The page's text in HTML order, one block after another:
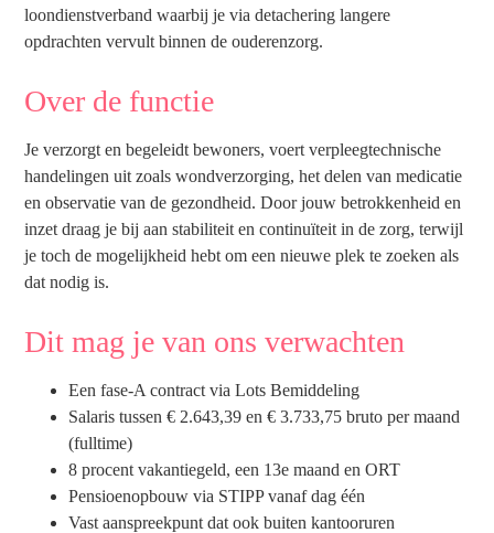
loondienstverband waarbij je via detachering langere
opdrachten vervult binnen de ouderenzorg.
Over de functie
Je verzorgt en begeleidt bewoners, voert verpleegtechnische
handelingen uit zoals wondverzorging, het delen van medicatie
en observatie van de gezondheid. Door jouw betrokkenheid en
inzet draag je bij aan stabiliteit en continuïteit in de zorg, terwijl
je toch de mogelijkheid hebt om een nieuwe plek te zoeken als
dat nodig is.
Dit mag je van ons verwachten
Een fase-A contract via Lots Bemiddeling
Salaris tussen € 2.643,39 en € 3.733,75 bruto per maand
(fulltime)
8 procent vakantiegeld, een 13e maand en ORT
Pensioenopbouw via STIPP vanaf dag één
Vast aanspreekpunt dat ook buiten kantooruren